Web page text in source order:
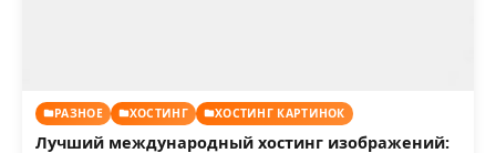
РАЗНОЕ ХОСТИНГ ХОСТИНГ КАРТИНОК
Лучший международный хостинг изображений: